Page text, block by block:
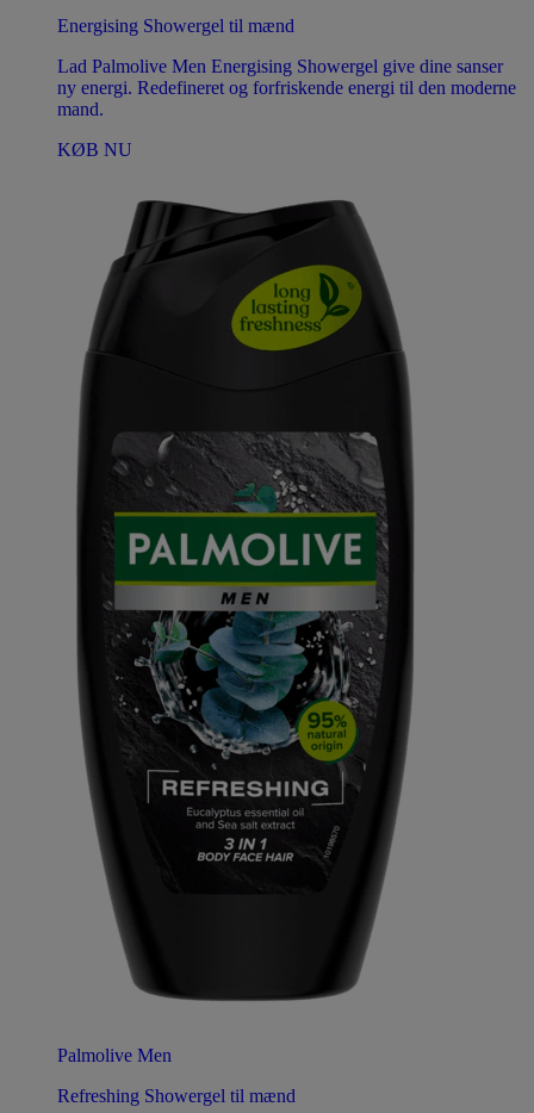
Energising Showergel til mænd
Lad Palmolive Men Energising Showergel give dine sanser
ny energi. Redefineret og forfriskende energi til den moderne
mand.
KØB NU
Palmolive Men
Refreshing Showergel til mænd